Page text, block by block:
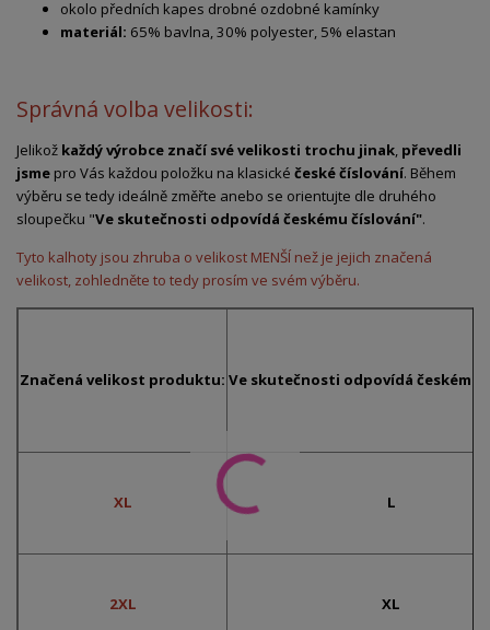
okolo předních kapes drobné ozdobné kamínky
materiál: 65% bavlna, 30% polyester, 5% elastan
Správná volba velikosti:
Jelikož každý výrobce značí své velikosti trochu jinak převedli
jsme pro Vás každou položku na klasické české číslování. Během
výběru se tedy ideálně změřte anebo se orientujte dle druhého
sloupečku "Ve skutečnosti odpovídá českému číslování".
Tyto kalhoty jsou zhruba o velikost MENŠÍ než je jejich značená
velikost, zohledněte to tedy prosím ve svém výběru.
Značená velikost produktu: Ve skutečnosti odpovídá českému
XL L
2XL XL